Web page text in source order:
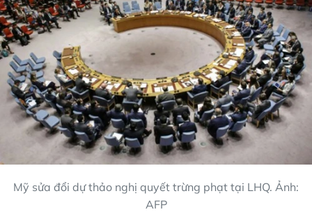
Mỹ sửa đổi dự thảo nghị quyết trừng phạt tại LHQ. Ảnh:
AFP